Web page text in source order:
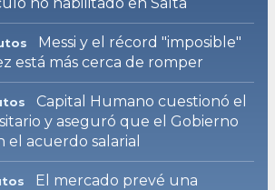
Messi y el récord "imposible"
está más cerca de romper
Capital Humano cuestionó el
y aseguró que el Gobierno
el acuerdo salarial
El mercado prevé una